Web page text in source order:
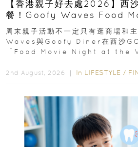
【香港親子好去處2026】西
餐！Goofy Waves Food
外影院逢週末登場
周末親子活動不一定只有逛商場和
Waves與Goofy Diner在西沙
「Food Movie Night at the
2nd August, 2026 ｜ In LIFESTYLE /